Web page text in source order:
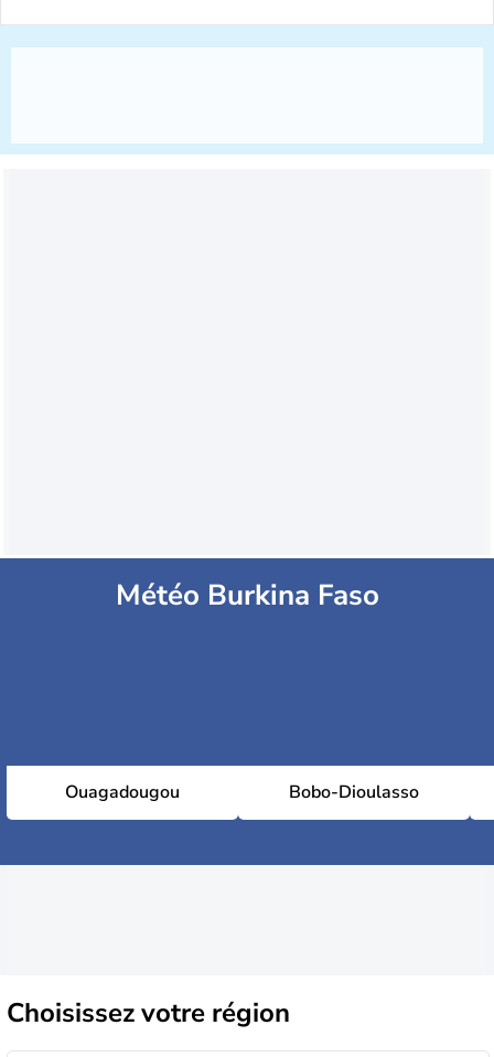
Météo Burkina Faso
Ouagadougou Bobo-Dioulasso
Choisissezvotre région